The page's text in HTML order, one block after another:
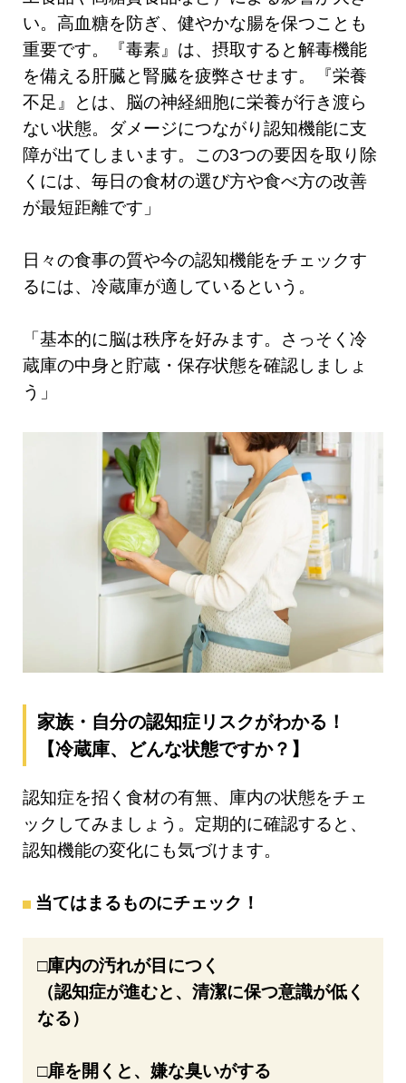
い。高血糖を防ぎ、健やかな腸を保つことも
重要です。『毒素』は、摂取すると解毒機能
を備える肝臓と腎臓を疲弊させます。『栄養
不足』とは、脳の神経細胞に栄養が行き渡ら
ない状態。ダメージにつながり認知機能に支
障が出てしまいます。この3つの要因を取り除
くには、毎日の食材の選び方や食べ方の改善
が最短距離です」
日々の食事の質や今の認知機能をチェックす
るには、冷蔵庫が適しているという。
「基本的に脳は秩序を好みます。さっそく冷
蔵庫の中身と貯蔵・保存状態を確認しましょ
う」
家族・自分の認知症リスクがわかる！
【冷蔵庫、どんな状態ですか？】
認知症を招く食材の有無、庫内の状態をチェ
ックしてみましょう。定期的に確認すると、
認知機能の変化にも気づけます。
当てはまるものにチェック！
□庫内の汚れが目につく
（認知症が進むと、清潔に保つ意識が低く
なる）
□扉を開くと、嫌な臭いがする